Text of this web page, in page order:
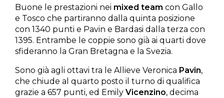
Buone le prestazioni nei mixed team con Gallo
e Tosco che partiranno dalla quinta posizione
con 1340 punti e Pavin e Bardasi dalla terza con
1395. Entrambe le coppie sono già ai quarti dove
sfideranno la Gran Bretagna e la Svezia.
Sono già agli ottavi tra le Allieve Veronica Pavin,
che chiude al quarto posto il turno di qualifica
grazie a 657 punti, ed Emily Vicenzino, decima